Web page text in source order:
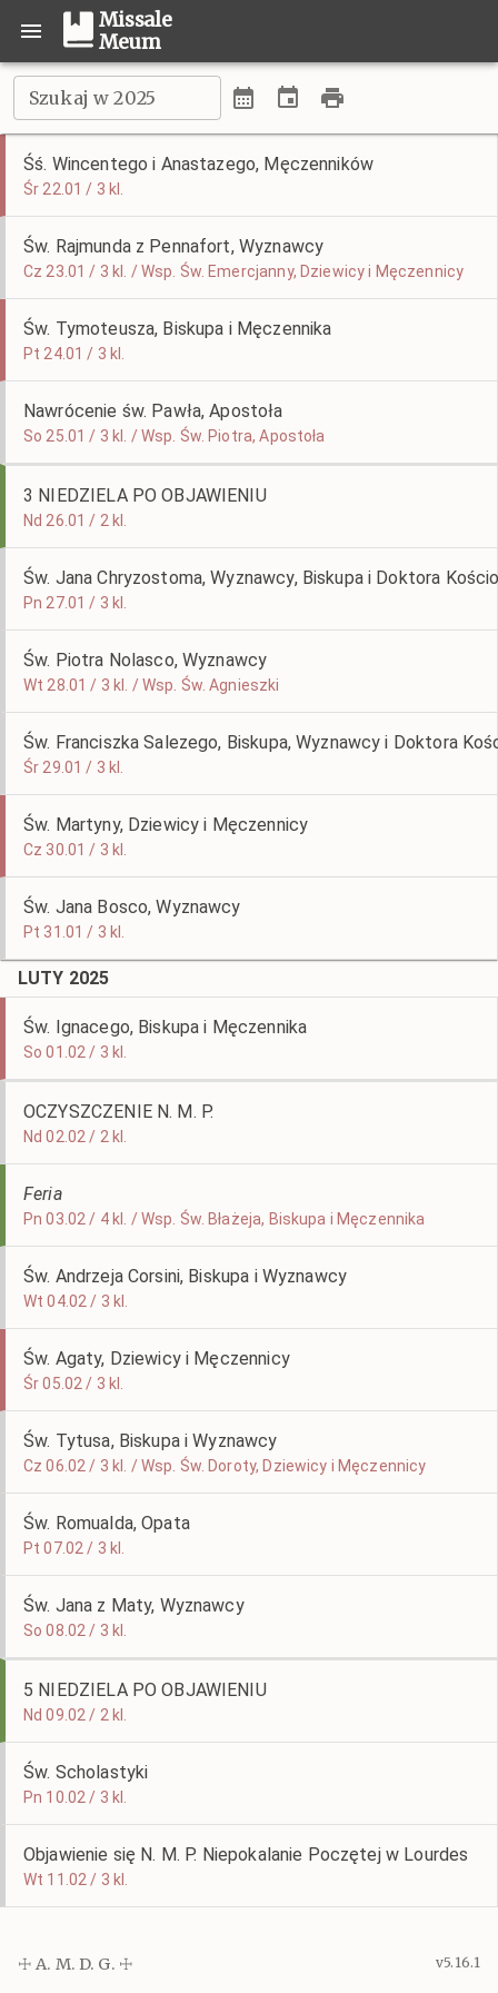
Missale
Meum
Szukaj w 2025
Śś. Wincentego i Anastazego, Męczenników
Śr 22.01 / 3 kl.
Św. Rajmunda z Pennafort, Wyznawcy
Cz 23.01 / 3 kl. / Wsp. Św. Emercjanny, Dziewicy i Męczennicy
Św. Tymoteusza, Biskupa i Męczennika
Pt 24.01 / 3 kl.
Nawrócenie św. Pawła, Apostoła
So 25.01 / 3 kl. / Wsp. Św. Piotra, Apostoła
3 NIEDZIELA PO OBJAWIENIU
Nd 26.01 / 2 kl.
Św. Jana Chryzostoma, Wyznawcy, Biskupa i Doktora
Pn 27.01 / 3 kl.
Św. Piotra Nolasco, Wyznawcy
Wt 28.01 / 3 kl. / Wsp. Św. Agnieszki
Św. Franciszka Salezego, Biskupa, Wyznawcy i Doktora
Śr 29.01 / 3 kl.
Św. Martyny, Dziewicy i Męczennicy
Cz 30.01 / 3 kl.
Św. Jana Bosco, Wyznawcy
Pt 31.01 / 3 kl.
LUTY 2025
Św. Ignacego, Biskupa i Męczennika
So 01.02 / 3 kl.
OCZYSZCZENIE N. M. P.
Nd 02.02 / 2 kl.
Feria
Pn 03.02 / 4 kl. / Wsp. Św. Błażeja, Biskupa i Męczennika
Św. Andrzeja Corsini, Biskupa i Wyznawcy
Wt 04.02 / 3 kl.
Św. Agaty, Dziewicy i Męczennicy
Śr 05.02 / 3 kl.
Św. Tytusa, Biskupa i Wyznawcy
Cz 06.02 / 3 kl. / Wsp. Św. Doroty, Dziewicy i Męczennicy
Św. Romualda, Opata
Pt 07.02 / 3 kl.
Św. Jana z Maty, Wyznawcy
So 08.02 / 3 kl.
5 NIEDZIELA PO OBJAWIENIU
Nd 09.02 / 2 kl.
Św. Scholastyki
Pn 10.02 / 3 kl.
Objawienie się N. M. P. Niepokalanie Poczętej w Lourdes
Wt 11.02 / 3 kl.
☩ A. M. D. G. ☩ v5.16.1